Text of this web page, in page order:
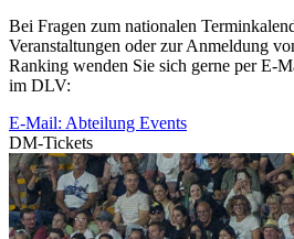
Bei Fragen zum nationalen
Veranstaltungen oder zur Anmeldung
Ranking wenden Sie sich gerne per E-
im DLV:
E-Mail: Abteilung Events
DM-Tickets